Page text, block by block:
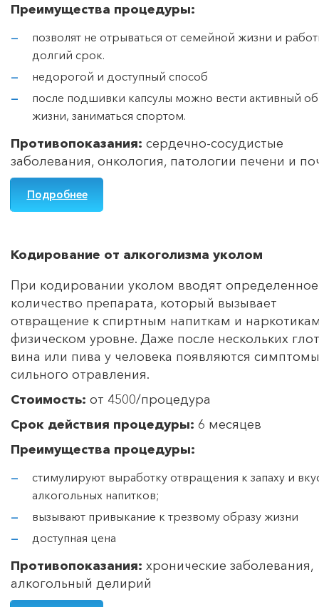
Преимущества процедуры:
позволят не отрываться от семейной жизни и
долгий срок.
недорогой и доступный способ
после подшивки капсулы можно вести активный
жизни, заниматься спортом.
Противопоказания: сердечно-сосудистые
заболевания, онкология, патологии печени и
Подробнее
Кодирование от алкоголизма уколом
При кодировании уколом вводят определенное
количество препарата, который вызывает
отвращение к спиртным напиткам и
физическом уровне. Даже после нескольких
вина или пива у человека появляются симптомы
сильного отравления.
Стоимость: от 4500/процедура
Срок действия процедуры: 6 месяцев
Преимущества процедуры:
стимулируют выработку отвращения к запаху и
алкогольных напитков;
вызывают привыкание к трезвому образу жизни
доступная цена
Противопоказания: хронические заболевания,
алкогольный делирий